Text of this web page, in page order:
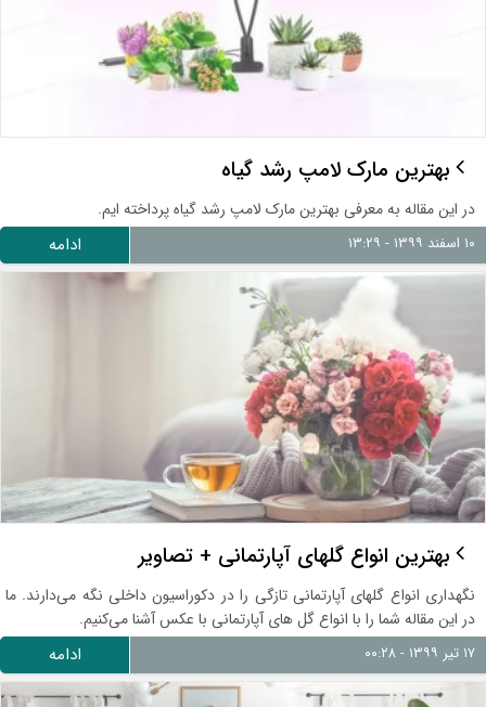
بهترین مارک لامپ رشد گیاه
در این مقاله به معرفی بهترین مارک لامپ رشد گیاه پرداخته ایم.
ادامه
بهترین انواع گلهای آپارتمانی + تصاویر
نگهداری انواع گلهای آپارتمانی تازگی را در دکوراسیون داخلی نگه می‌دارند. ما
در این مقاله شما را با انواع گل های آپارتمانی با عکس آشنا می‌کنیم.
۱۷ تیر ۱۳۹۹ - ۰۰:۲۸ ادامه